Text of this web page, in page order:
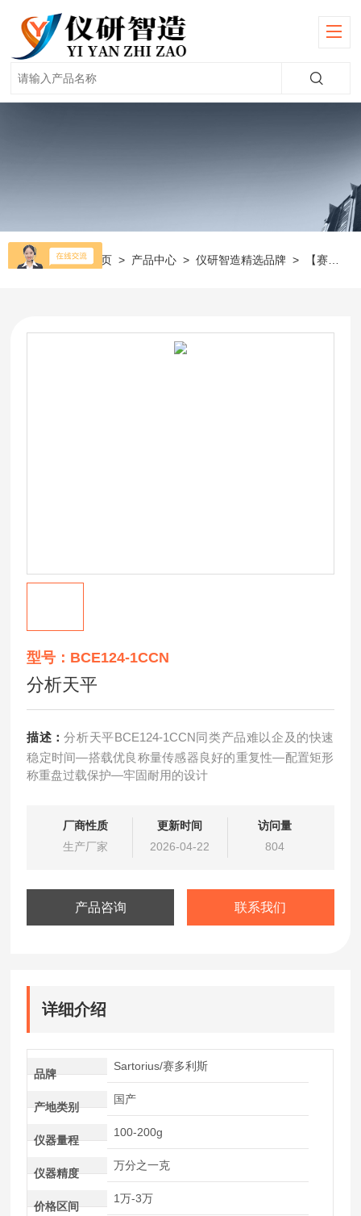
当前位置： 首页 > 产品中心 >仪研智造精选品牌 > 【赛多利斯】天平
型号：BCE124-1CCN
分析天平
描述：分析天平BCE124-1CCN同类产品难以企及的快速
稳定时间—搭载优良称量传感器良好的重复性—配置矩形
称重盘过载保护—牢固耐用的设计
厂商性质
生产厂家
更新时间
2026-04-22
访问量
804
产品咨询 联系我们
详细介绍
品牌
Sartorius/赛多利斯
产地类别
国产
仪器量程
100-200g
仪器精度
万分之一克
价格区间
1万-3万